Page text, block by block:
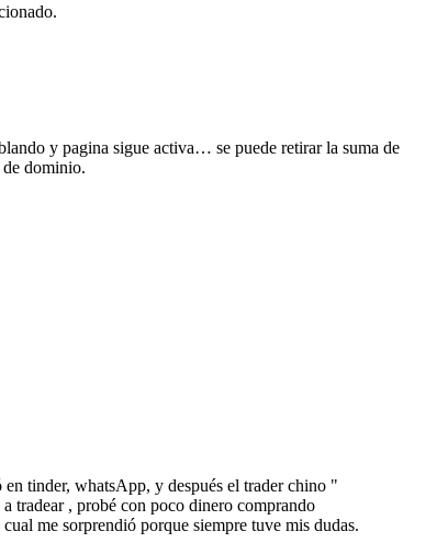
y pagina sigue activa… se puede retirar la suma de
de dominio.
tinder, whatsApp, y después el trader chino "
tradear , probé con poco dinero comprando
me sorprendió porque siempre tuve mis dudas.